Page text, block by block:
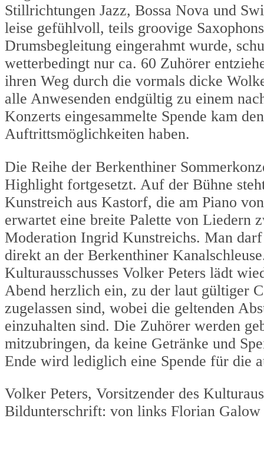
Stillrichtungen Jazz, Bossa Nova und
leise gefühlvoll, teils groovige
Drumsbegleitung eingerahmt wurde,
wetterbedingt nur ca. 60 Zuhörer
ihren Weg durch die vormals dicke
alle Anwesenden endgültig zu einem
Konzerts eingesammelte Spende kam
Auftrittsmöglichkeiten haben.
Die Reihe der Berkenthiner
Highlight fortgesetzt. Auf der Bühne
Kunstreich aus Kastorf, die am Piano
erwartet eine breite Palette von Liedern
Moderation Ingrid Kunstreichs. Man
direkt an der Berkenthiner
Kulturausschusses Volker Peters lädt
Abend herzlich ein, zu der laut gültiger
zugelassen sind, wobei die geltenden
einzuhalten sind. Die Zuhörer werden
mitzubringen, da keine Getränke und
Ende wird lediglich eine Spende für die
Volker Peters, Vorsitzender des
Bildunterschrift: von links Florian